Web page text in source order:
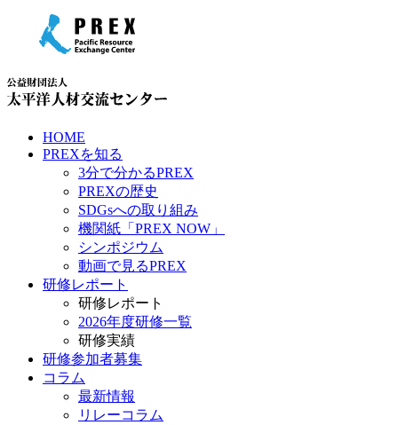
HOME
PREXを知る
3分で分かるPREX
PREXの歴史
SDGsへの取り組み
機関紙「PREX NOW」
シンポジウム
動画で見るPREX
研修レポート
研修レポート
2026年度研修一覧
研修実績
研修参加者募集
コラム
最新情報
リレーコラム